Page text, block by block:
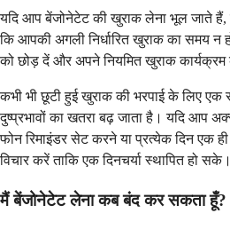
यदि आप बेंजोनेटेट की खुराक लेना भूल जाते
कि आपकी अगली निर्धारित खुराक का समय न
को छोड़ दें और अपने नियमित खुराक
कभी भी छूटी हुई खुराक की भरपाई के लिए
दुष्प्रभावों का खतरा बढ़ जाता है। यदि आप
फोन रिमाइंडर सेट करने या प्रत्येक दिन एक
विचार करें ताकि एक दिनचर्या स्थापित हो सके।
मैं बेंजोनेटेट लेना कब बंद कर सकता हूँ?